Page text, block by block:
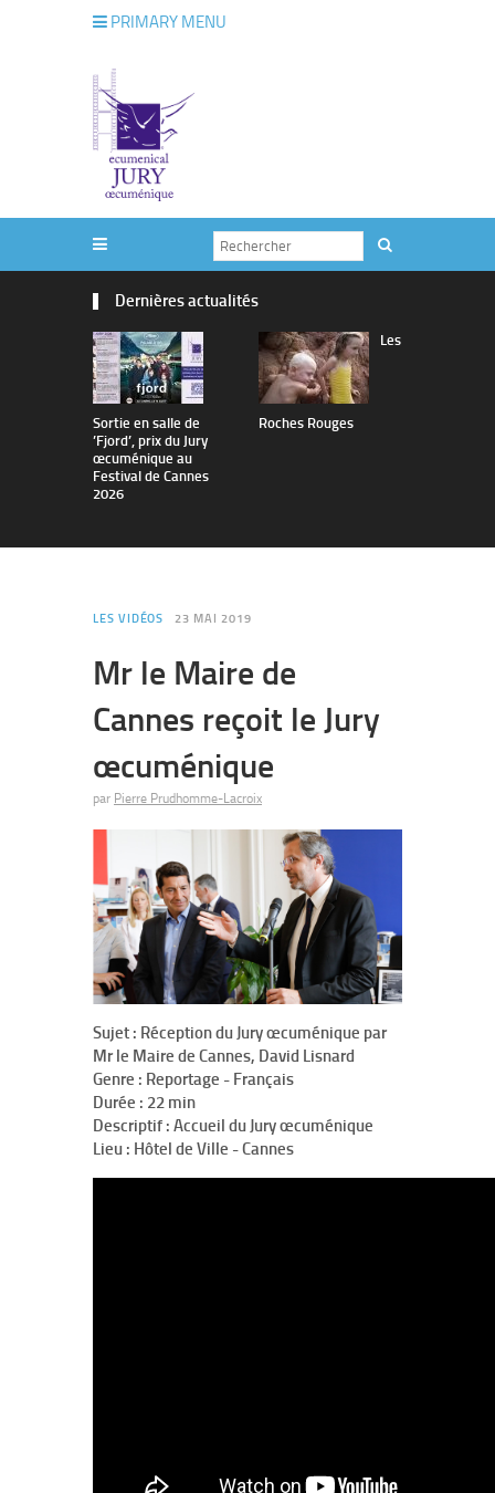
PRIMARY MENU
Dernières actualités
Sortie en salle de
’Fjord’, prix du Jury
œcuménique au
Festival de Cannes
2026
Les
Roches Rouges
LES VIDÉOS 23 MAI 2019
Mr le Maire de
Cannes reçoit le Jury
œcuménique
par Pierre Prudhomme-Lacroix
Sujet : Réception du Jury œcuménique par
Mr le Maire de Cannes, David Lisnard
Genre : Reportage - Français
Durée : 22 min
Descriptif : Accueil du Jury œcuménique
Lieu : Hôtel de Ville - Cannes